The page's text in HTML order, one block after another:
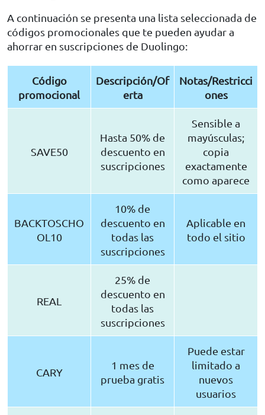
A continuación se presenta una lista seleccionada de
códigos promocionales que te pueden ayudar a
ahorrar en suscripciones de Duolingo:
Código
promocional
Descripción/Of
erta
Notas/Restricci
ones
SAVE50
Hasta 50% de
descuento en
suscripciones
Sensible a
mayúsculas;
copia
exactamente
como aparece
BACKTOSCHO
OL10
10% de
descuento en
todas las
suscripciones
Aplicable en
todo el sitio
REAL
25% de
descuento en
todas las
suscripciones
CARY
1 mes de
prueba gratis
Puede estar
limitado a
nuevos
usuarios